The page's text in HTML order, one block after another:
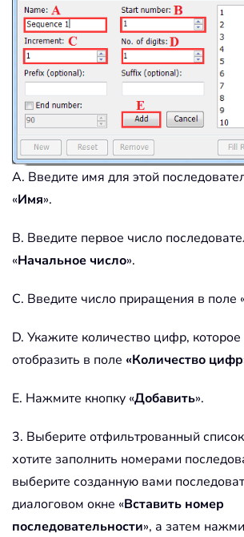
A. Введите имя для этой
«Имя».
B. Введите первое число
«Начальное число».
C. Введите число приращения в поле
D. Укажите количество цифр,
отобразить в поле «Количество
E. Нажмите кнопку «Добавить».
3. Выберите отфильтрованный
хотите заполнить номерами
выберите созданную вами
диалоговом окне «Вставить номер
последовательности», а затем